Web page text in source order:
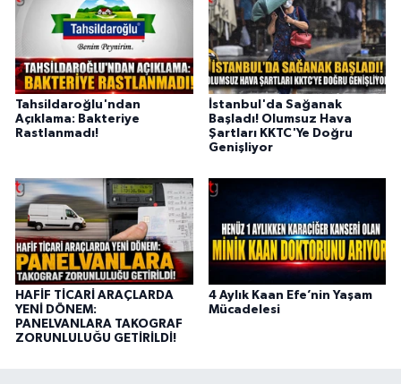
Tahsildaroğlu'ndan
Açıklama: Bakteriye
Rastlanmadı!
İstanbul'da Sağanak
Başladı! Olumsuz Hava
Şartları KKTC'Ye Doğru
Genişliyor
HAFİF TİCARİ ARAÇLARDA
YENİ DÖNEM:
PANELVANLARA TAKOGRAF
ZORUNLULUĞU GETİRİLDİ!
4 Aylık Kaan Efe’nin Yaşam
Mücadelesi